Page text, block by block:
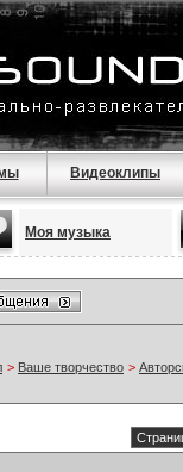
Видеоклипы
Моя музыка
> Ваше творчество >